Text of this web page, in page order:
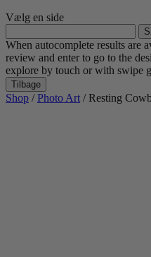
Vælg en side
efter:
When autocomplete results are
review and enter to go to the
explore by touch or with swipe
Tilbage
Shop /Photo Art / Resting